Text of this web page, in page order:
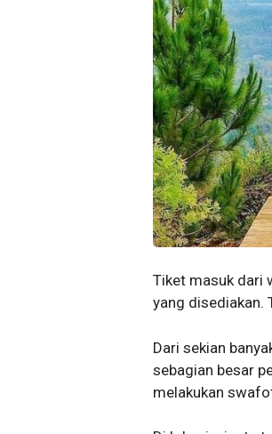
Tiket masuk dari
yang disediakan.
Dari sekian
sebagian besar
melakukan